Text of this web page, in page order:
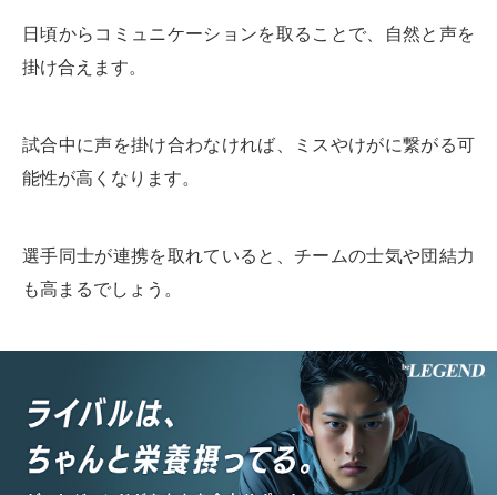
日頃からコミュニケーションを取ることで、自然と声を
掛け合えます。
試合中に声を掛け合わなければ、ミスやけがに繋がる可
能性が高くなります。
選手同士が連携を取れていると、チームの士気や団結力
も高まるでしょう。